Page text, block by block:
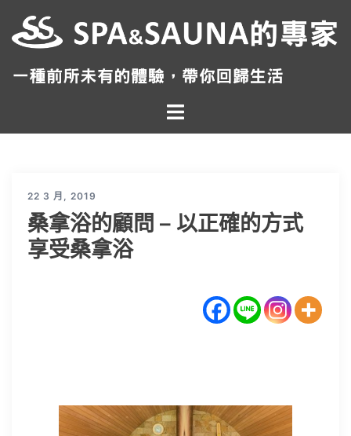
至
Toggle
menu
22 3 月, 2019
桑拿浴的顧問 – 以正確的方式
享受桑拿浴